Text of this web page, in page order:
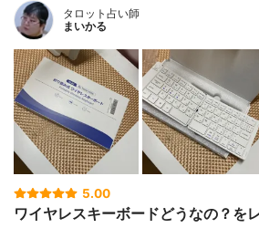
タロット占い師
まいかる
5.00
ワイヤレスキーボードどうなの？を